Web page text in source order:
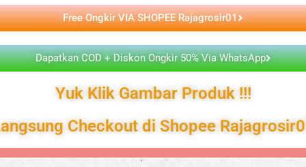
Free Ongkir VIA SHOPEE Rajagrosir01
Dapatkan COD + Diskon Ongkir 50% Via WhatsApp
Yuk Klik Gambar Produk !!!
Checkout di Shopee